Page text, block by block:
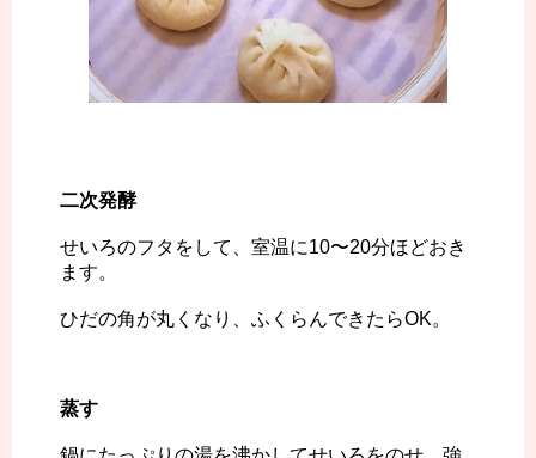
二次発酵
せいろのフタをして、室温に10〜20分ほどおき
ます。
ひだの角が丸くなり、ふくらんできたらOK。
蒸す